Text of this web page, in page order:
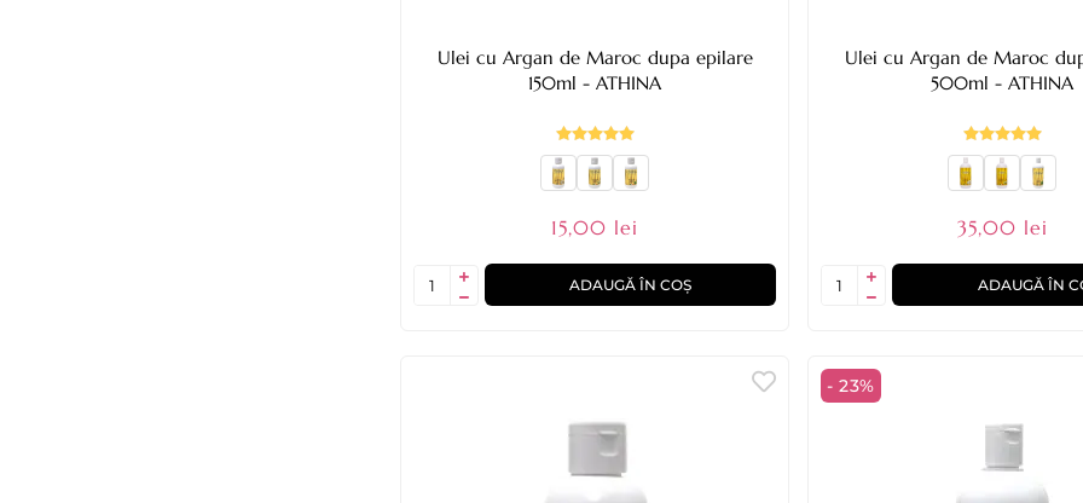
Ulei cu Argan de Maroc dupa epilare
150ml - ATHINA
15,00 lei
ADAUGĂ ÎN COȘ
Ulei cu Argan de Maroc
500ml - ATHINA
35,00 lei
ADAUGĂ ÎN
- 23%